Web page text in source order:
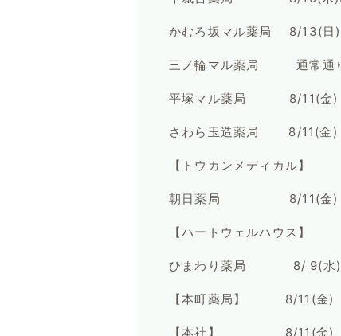
かむろ坂マル薬局 8/13(
三ノ輪マル薬局 通常通り
平塚マル薬局 8/11(金
さわら玉造薬局 8/11(
【トウカンメディカル】
朝日薬局 8/11(金)
【ハートウェルハウス】
ひまわり薬局 8/ 9(水
【本町薬局】 8/11(金)
【本社】 8/11(金)